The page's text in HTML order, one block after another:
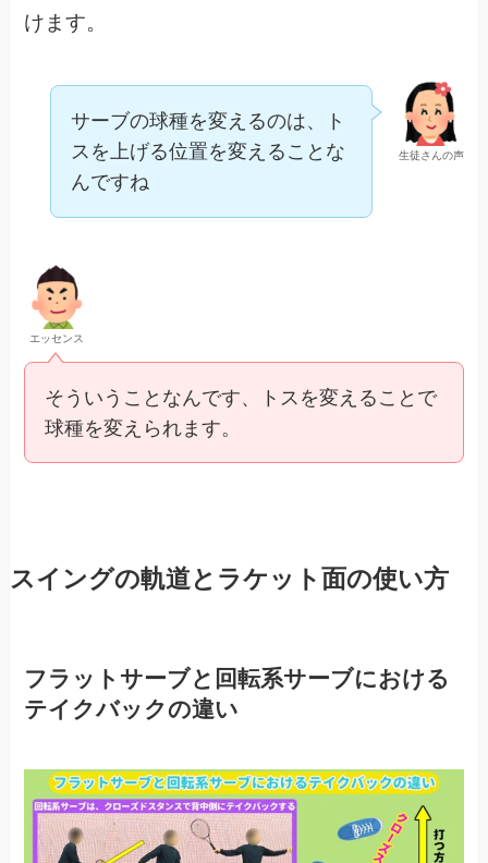
けます。
生徒さんの声
サーブの球種を変えるのは、ト
スを上げる位置を変えることな
んですね
エッセンス
そういうことなんです、トスを変えることで
球種を変えられます。
スイングの軌道とラケット面の使い方
フラットサーブと回転系サーブにおける
テイクバックの違い